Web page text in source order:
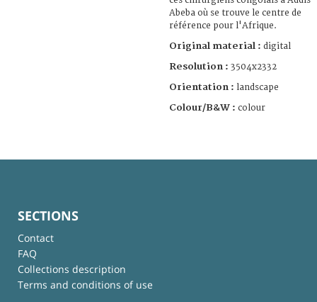
Abeba où se trouve le centre de
référence pour l'Afrique.
Original material : digital
Resolution : 3504x2332
Orientation : landscape
Colour/B&W : colour
SECTIONS
Contact
FAQ
Collections description
Terms and conditions of use